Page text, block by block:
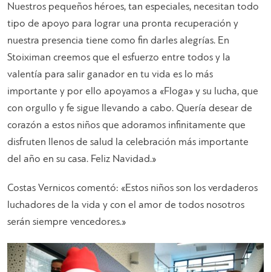
Nuestros pequeños héroes, tan especiales, necesitan todo
tipo de apoyo para lograr una pronta recuperación y
nuestra presencia tiene como fin darles alegrías. En
Stoiximan creemos que el esfuerzo entre todos y la
valentía para salir ganador en tu vida es lo más
importante y por ello apoyamos a «Floga» y su lucha, que
con orgullo y fe sigue llevando a cabo. Quería desear de
corazón a estos niños que adoramos infinitamente que
disfruten llenos de salud la celebración más importante
del año en su casa. Feliz Navidad.»
Costas Vernicos comentó: «Estos niños son los verdaderos
luchadores de la vida y con el amor de todos nosotros
serán siempre vencedores.»